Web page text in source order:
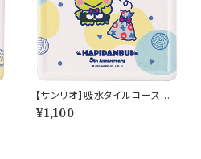
【サンリオ】吸水タイルコースタ
ー(けろけろけろっぴ)【SAN17
0】SAN176-346
¥1,100